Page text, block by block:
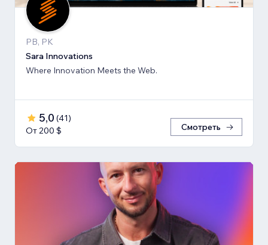
PB, PK
Sara Innovations
Where Innovation Meets the Web.
5,0 (41)
От 200 $
Смотреть